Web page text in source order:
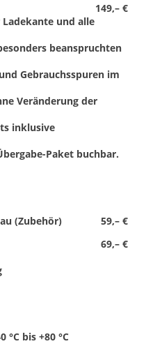
149,– €
und alle
beanspruchten
Gebrauchsspuren im
Veränderung der
inklusive
Paket buchbar.
59,– €
(Zubehör)
69,– €
bis +80 °C